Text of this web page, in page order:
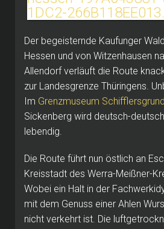
Der begeisternde Kaufunger
Hessen und von Witzenhausen
Allendorf verläuft die Route
zur Landesgrenze Thüringens.
Im Grenzmuseum Schifflersgrund
Sickenberg wird deutsch-
lebendig.
Die Route führt nun östlich an
Kreisstadt des Werra-Meißner-
Wobei ein Halt in der
mit dem Genuss einer Ahlen
nicht verkehrt ist. Die